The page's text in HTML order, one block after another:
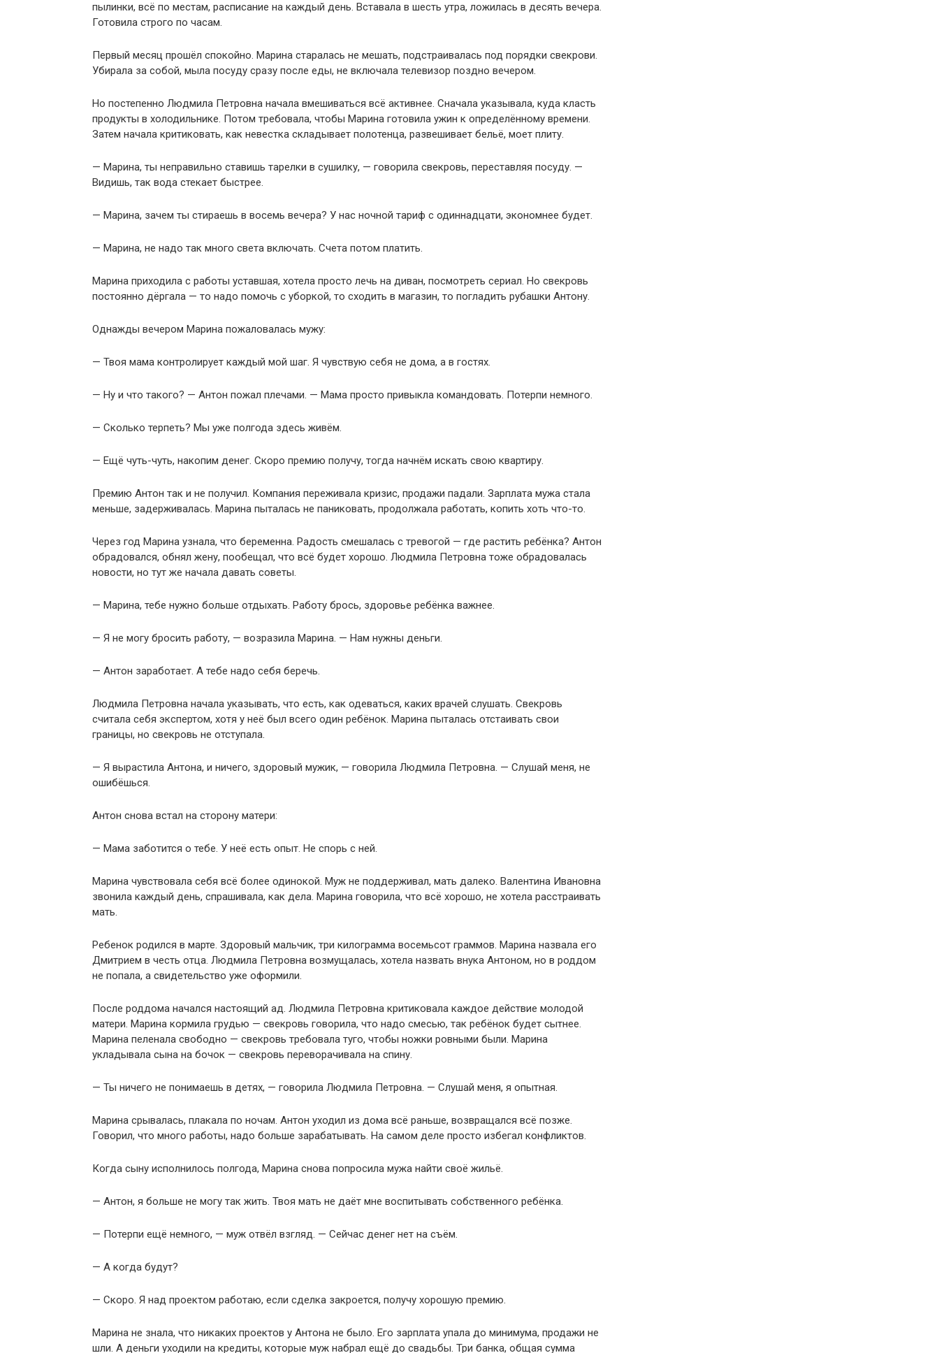
пылинки, всё по местам, расписание на каждый день. Вставала в шесть утра, ложилась в десять вечера.
Готовила строго по часам.
Первый месяц прошёл спокойно. Марина старалась не мешать, подстраивалась под порядки свекрови.
Убирала за собой, мыла посуду сразу после еды, не включала телевизор поздно вечером.
Но постепенно Людмила Петровна начала вмешиваться всё активнее. Сначала указывала, куда класть
продукты в холодильнике. Потом требовала, чтобы Марина готовила ужин к определённому времени.
Затем начала критиковать, как невестка складывает полотенца, развешивает бельё, моет плиту.
— Марина, ты неправильно ставишь тарелки в сушилку, — говорила свекровь, переставляя посуду. —
Видишь, так вода стекает быстрее.
— Марина, зачем ты стираешь в восемь вечера? У нас ночной тариф с одиннадцати, экономнее будет.
— Марина, не надо так много света включать. Счета потом платить.
Марина приходила с работы уставшая, хотела просто лечь на диван, посмотреть сериал. Но свекровь
постоянно дёргала — то надо помочь с уборкой, то сходить в магазин, то погладить рубашки Антону.
Однажды вечером Марина пожаловалась мужу:
— Твоя мама контролирует каждый мой шаг. Я чувствую себя не дома, а в гостях.
— Ну и что такого? — Антон пожал плечами. — Мама просто привыкла командовать. Потерпи немного.
— Сколько терпеть? Мы уже полгода здесь живём.
— Ещё чуть-чуть, накопим денег. Скоро премию получу, тогда начнём искать свою квартиру.
Премию Антон так и не получил. Компания переживала кризис, продажи падали. Зарплата мужа стала
меньше, задерживалась. Марина пыталась не паниковать, продолжала работать, копить хоть что-то.
Через год Марина узнала, что беременна. Радость смешалась с тревогой — где растить ребёнка? Антон
обрадовался, обнял жену, пообещал, что всё будет хорошо. Людмила Петровна тоже обрадовалась
новости, но тут же начала давать советы.
— Марина, тебе нужно больше отдыхать. Работу брось, здоровье ребёнка важнее.
— Я не могу бросить работу, — возразила Марина. — Нам нужны деньги.
— Антон заработает. А тебе надо себя беречь.
Людмила Петровна начала указывать, что есть, как одеваться, каких врачей слушать. Свекровь
считала себя экспертом, хотя у неё был всего один ребёнок. Марина пыталась отстаивать свои
границы, но свекровь не отступала.
— Я вырастила Антона, и ничего, здоровый мужик, — говорила Людмила Петровна. — Слушай меня, не
ошибёшься.
Антон снова встал на сторону матери:
— Мама заботится о тебе. У неё есть опыт. Не спорь с ней.
Марина чувствовала себя всё более одинокой. Муж не поддерживал, мать далеко. Валентина Ивановна
звонила каждый день, спрашивала, как дела. Марина говорила, что всё хорошо, не хотела расстраивать
мать.
Ребенок родился в марте. Здоровый мальчик, три килограмма восемьсот граммов. Марина назвала его
Дмитрием в честь отца. Людмила Петровна возмущалась, хотела назвать внука Антоном, но в роддом
не попала, а свидетельство уже оформили.
После роддома начался настоящий ад. Людмила Петровна критиковала каждое действие молодой
матери. Марина кормила грудью — свекровь говорила, что надо смесью, так ребёнок будет сытнее.
Марина пеленала свободно — свекровь требовала туго, чтобы ножки ровными были. Марина
укладывала сына на бочок — свекровь переворачивала на спину.
— Ты ничего не понимаешь в детях, — говорила Людмила Петровна. — Слушай меня, я опытная.
Марина срывалась, плакала по ночам. Антон уходил из дома всё раньше, возвращался всё позже.
Говорил, что много работы, надо больше зарабатывать. На самом деле просто избегал конфликтов.
Когда сыну исполнилось полгода, Марина снова попросила мужа найти своё жильё.
— Антон, я больше не могу так жить. Твоя мать не даёт мне воспитывать собственного ребёнка.
— Потерпи ещё немного, — муж отвёл взгляд. — Сейчас денег нет на съём.
— А когда будут?
— Скоро. Я над проектом работаю, если сделка закроется, получу хорошую премию.
Марина не знала, что никаких проектов у Антона не было. Его зарплата упала до минимума, продажи не
шли. А деньги уходили на кредиты, которые муж набрал ещё до свадьбы. Три банка, общая сумма